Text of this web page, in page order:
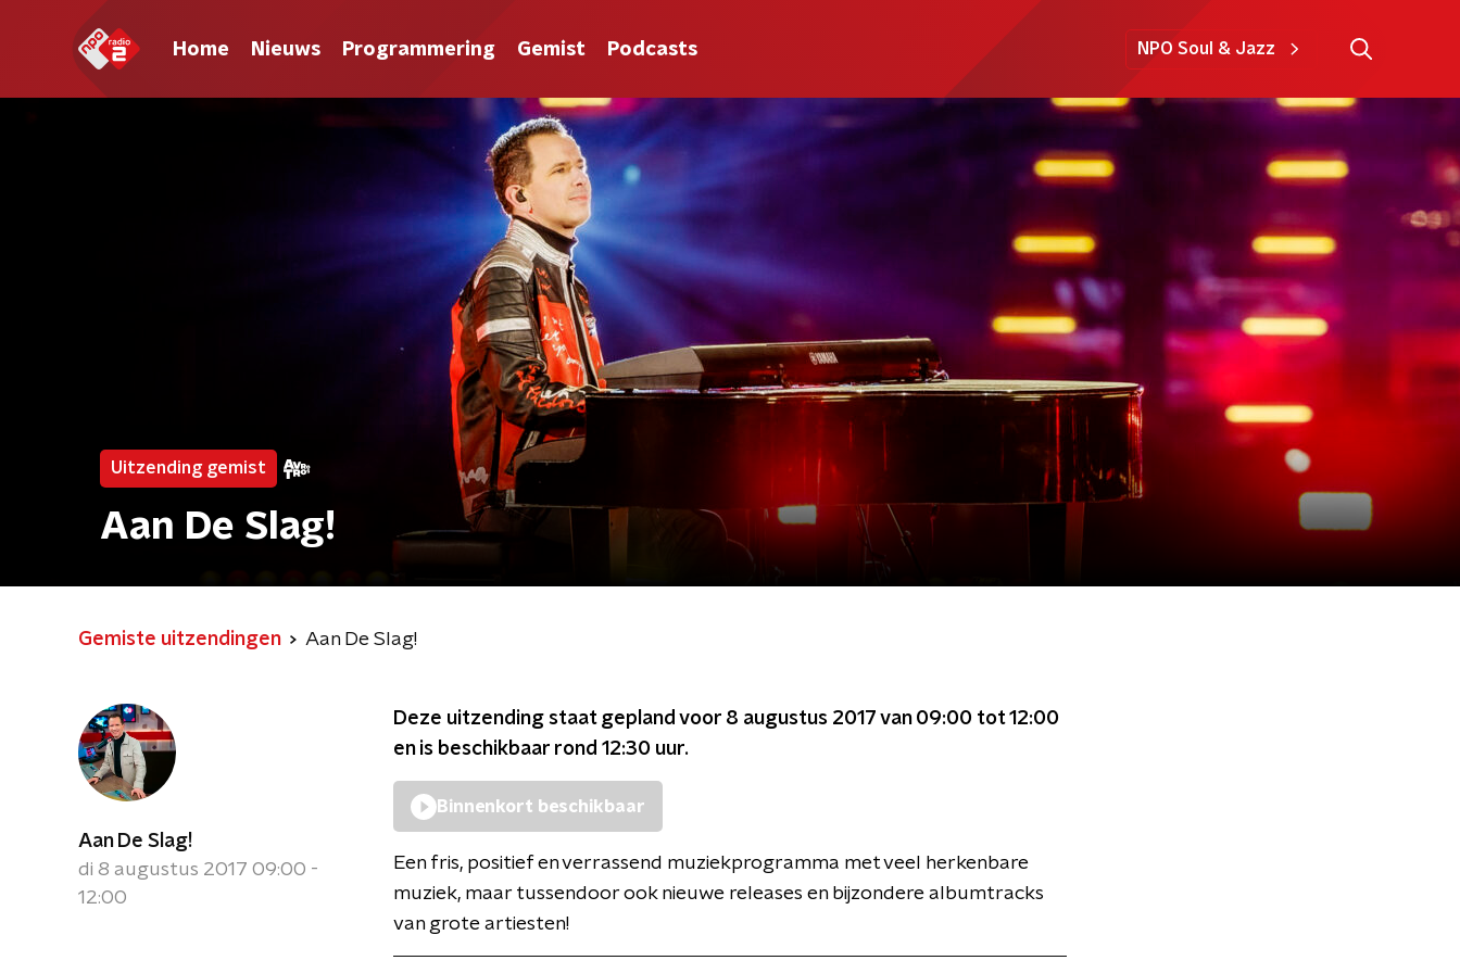
Home Nieuws Programmering Gemist Podcasts NPO Soul & Jazz
Uitzending gemist
Aan De Slag!
Gemiste uitzendingen Aan De Slag!
Aan De Slag!
di 8 augustus 2017 09:00 -
12:00
Deze uitzending staat gepland voor 8 augustus 2017 van 09:00 tot 12:00
en is beschikbaar rond 12:30 uur.
Binnenkort beschikbaar
Een fris, positief en verrassend muziekprogramma met veel herkenbare
muziek, maar tussendoor ook nieuwe releases en bijzondere albumtracks
van grote artiesten!